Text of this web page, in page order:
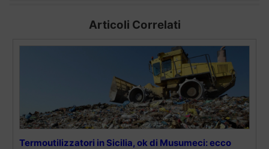
Articoli Correlati
Termoutilizzatori in Sicilia, ok di Musumeci: ecco